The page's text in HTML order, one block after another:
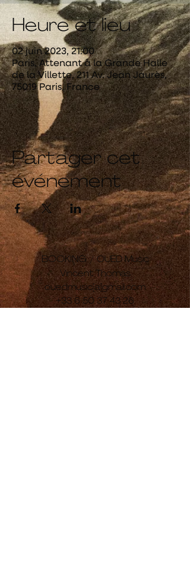
Heure et lieu
02 juin 2023, 21:00
Paris, Attenant à la Grande Halle
de la Villette, 211 Av. Jean Jaurès,
75019 Paris, France
Partager cet
événement
BOOKING /OUED Music
Vincent Thomas
ouedmusic[a]gmail.com
+33 6 50 37 43 26